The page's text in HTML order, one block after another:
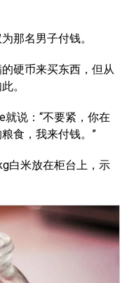
那名男子付钱。
硬币来买东西，但从
。
说：“不要紧，你在
食，我来付钱。”
白米放在柜台上，示